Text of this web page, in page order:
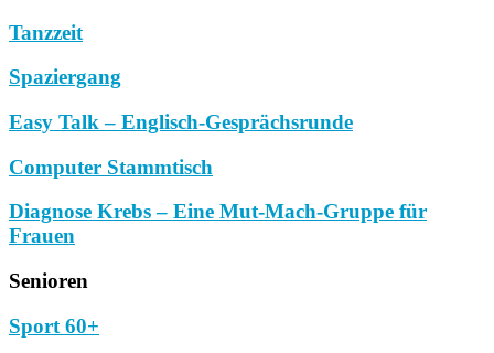
Tanzzeit
Spaziergang
Easy Talk – Englisch-Gesprächsrunde
Computer Stammtisch
Diagnose Krebs – Eine Mut-Mach-Gruppe für
Frauen
Senioren
Sport 60+